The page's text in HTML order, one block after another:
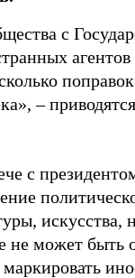
с
–
с
искусства,
не может быть